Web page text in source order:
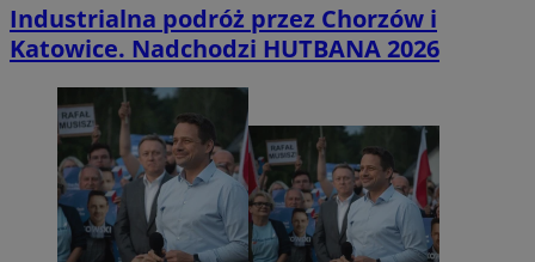
Industrialna podróż przez Chorzów i
Katowice. Nadchodzi HUTBANA 2026